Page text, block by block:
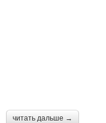
читать дальше →